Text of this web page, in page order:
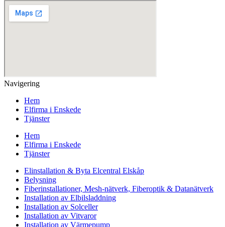
Navigering
Hem
Elfirma i Enskede
Tjänster
Hem
Elfirma i Enskede
Tjänster
Elinstallation & Byta Elcentral Elskåp
Belysning
Fiberinstallationer, Mesh-nätverk, Fiberoptik & Datanätverk
Installation av Elbilsladdning
Installation av Solceller
Installation av Vitvaror
Installation av Värmepump